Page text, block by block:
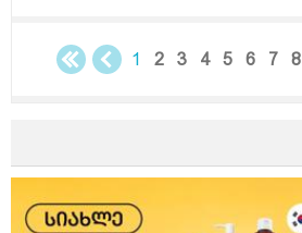
1 2 3 4 5 6 7 8